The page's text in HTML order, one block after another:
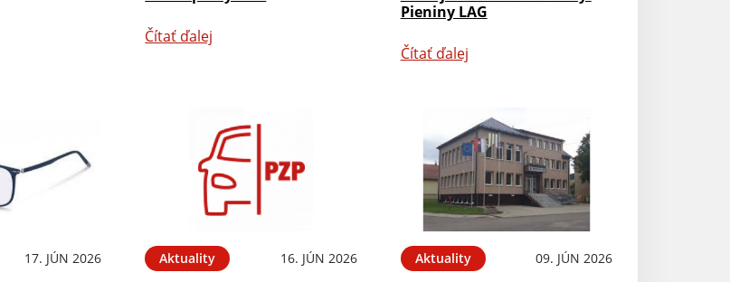
Čítať ďalej
Pieniny LAG
Čítať ďalej
17. JÚN 2026 Aktuality 16. JÚN 2026 Aktuality 09. JÚN 2026